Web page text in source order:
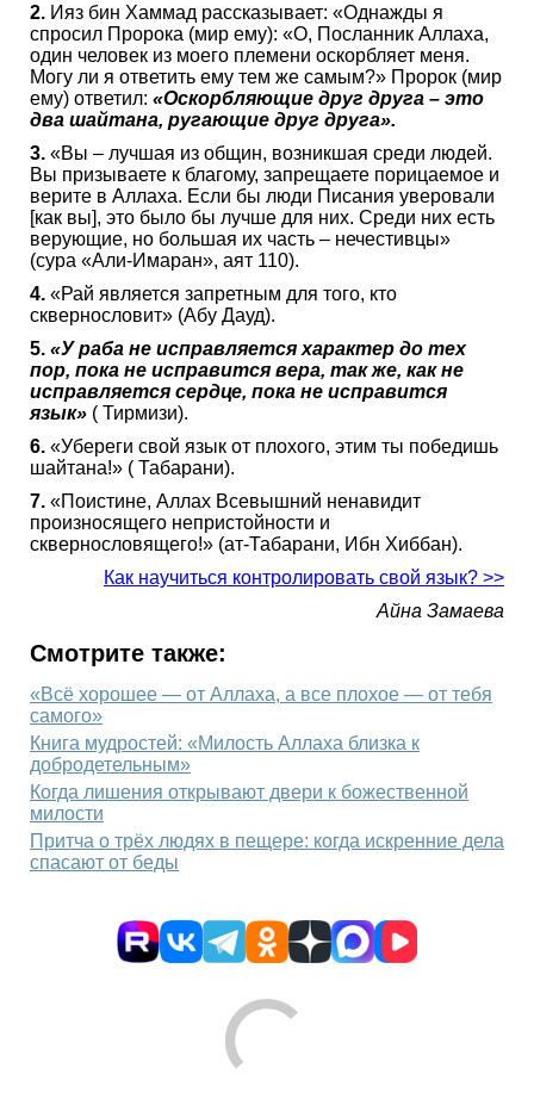
2. Ияз бин Хаммад рассказывает: «Однажды я
спросил Пророка (мир ему): «О, Посланник Аллаха,
один человек из моего племени оскорбляет меня.
Могу ли я ответить ему тем же самым?» Пророк (мир
ему) ответил: «Оскорбляющие друг друга – это
два шайтана, ругающие друг друга».
3. «Вы – лучшая из общин, возникшая среди людей.
Вы призываете к благому, запрещаете порицаемое и
верите в Аллаха. Если бы люди Писания уверовали
[как вы], это было бы лучше для них. Среди них есть
верующие, но большая их часть – нечестивцы»
(сура «Али-Имаран», аят 110).
4. «Рай является запретным для того, кто
сквернословит» (Абу Дауд).
5. «У раба не исправляется характер до тех
пор, пока не исправится вера, так же, как не
исправляется сердце, пока не исправится
язык» ( Тирмизи).
6. «Убереги свой язык от плохого, этим ты победишь
шайтана!» ( Табарани).
7. «Поистине, Аллах Всевышний ненавидит
произносящего непристойности и
сквернословящего!» (ат-Табарани, Ибн Хиббан).
Как научиться контролировать свой язык? >>
Айна Замаева
Смотрите также:
«Всё хорошее — от Аллаха, а все плохое — от тебя
самого»
Книга мудростей: «Милость Аллаха близка к
добродетельным»
Когда лишения открывают двери к божественной
милости
Притча о трёх людях в пещере: когда искренние дела
спасают от беды
Социальные комментарииCackle